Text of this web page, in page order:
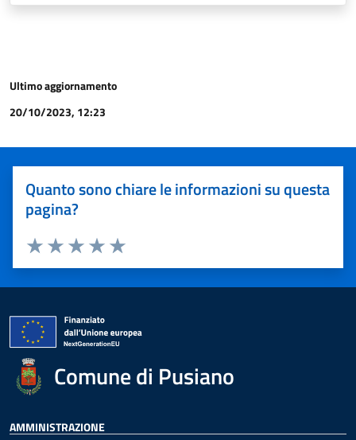
Ultimo aggiornamento
20/10/2023, 12:23
Quanto sono chiare le informazioni su questa
pagina?
Valuta 5 stelle su 5
Valuta 4 stelle su 5
Valuta 3 stelle su 5
Valuta 2 stelle su 5
Valuta 1 stelle su 5
Comune di Pusiano
AMMINISTRAZIONE